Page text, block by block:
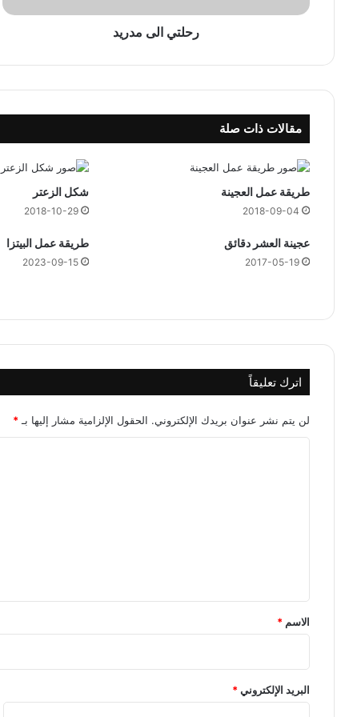
م
ي
رحلتي الى مدريد
مقالات ذات صلة
طريقة عمل العجينة
2018-09-04
شكل الزعتر
2018-10-29
عجينة العشر دقائق
2017-05-19
طريقة عمل البيتزا
2023-09-15
اترك تعليقاً
لن يتم نشر عنوان بريدك الإلكتروني. الحقول الإلزامية مشار إليها بـ*
*
الاسم*
البريد الإلكتروني*